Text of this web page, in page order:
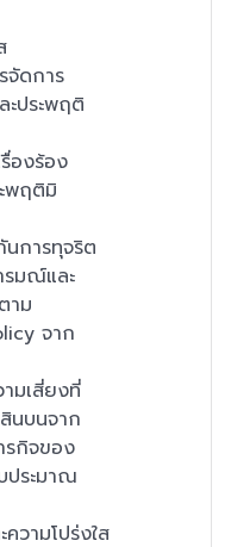
จัดการ
ะประพฤติ
องร้อง
พฤติมิ
การทุจริต
รมณ์และ
าม
จาก
ามเสี่ยงที่
นบนจาก
รกิจของ
ประมาณ
วามโปร่งใส